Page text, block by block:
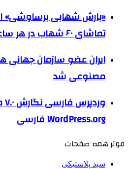
«بارش شهابی برساوشی»
تماشای ۶۰ شهاب در هر ساعت!
ایران عضو سازمان
مصنوعی شد
WordPress.org فارسی
فوتر همه صفحات
سبد پلاستیکی